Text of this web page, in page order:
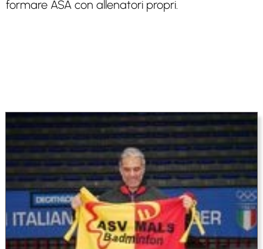
formare ASA con allenatori propri.